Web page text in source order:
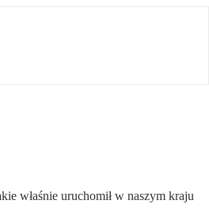
właśnie uruchomił w naszym kraju